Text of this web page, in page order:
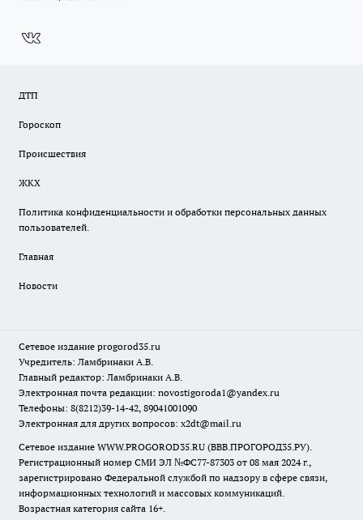
ДТП
Гороскоп
Происшествия
ЖКХ
Политика конфиденциальности и обработки персональных данных
пользователей.
Главная
Новости
Сетевое издание progorod35.ru
Учредитель: Ламбринаки А.В.
Главный редактор: Ламбринаки А.В.
Электронная почта редакции: novostigoroda1@yandex.ru
Телефоны: 8(8212)39-14-42, 89041001090
Электронная для других вопросов: x2dt@mail.ru
Сетевое издание WWW.PROGOROD35.RU (ВВВ.ПРОГОРОД35.РУ).
Регистрационный номер СМИ ЭЛ №ФС77-87303 от 08 мая 2024 г.,
зарегистрировано Федеральной службой по надзору в сфере связи,
информационных технологий и массовых коммуникаций.
Возрастная категория сайта 16+.